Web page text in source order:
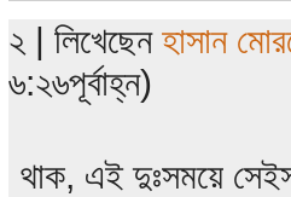
২ | লিখেছেন হাসান
৬:২৬পূর্বাহ্ন)
থাক, এই দুঃসময়ে